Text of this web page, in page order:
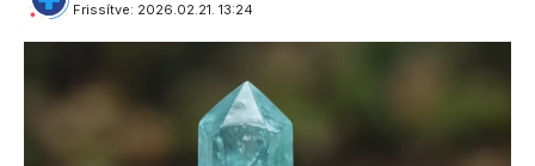
Frissítve: 2026.02.21. 13:24